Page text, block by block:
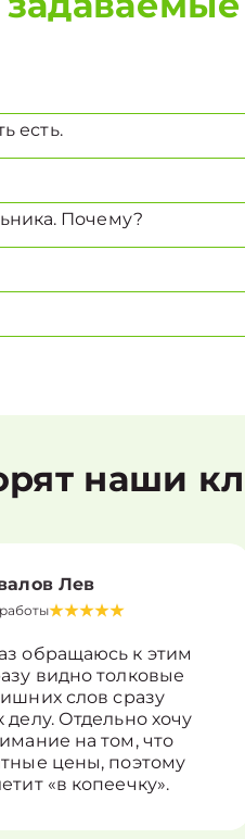
есть.
Почему?
наши
Лев
обращаюсь к этим
видно толковые
слов сразу
делу. Отдельно хочу
на том, что
цены, поэтому
«в копеечку».